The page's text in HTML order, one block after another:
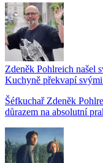
Zdeněk Pohlreich našel
Kuchyně překvapí
Šéfkuchař Zdeněk
důrazem na absolutní